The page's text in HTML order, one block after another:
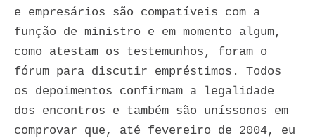
e empresários são compatíveis com a
função de ministro e em momento algum,
como atestam os testemunhos, foram o
fórum para discutir empréstimos. Todos
os depoimentos confirmam a legalidade
dos encontros e também são uníssonos em
comprovar que, até fevereiro de 2004, eu